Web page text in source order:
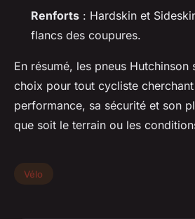
Renforts : Hardskin et
flancs des coupures.
En résumé, les pneus Hutchinson
choix pour tout cycliste
performance, sa sécurité et son
que soit le terrain ou les
Vélo